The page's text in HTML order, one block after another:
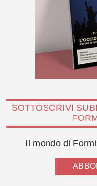
SOTTOSCRIVI
Il mondo di